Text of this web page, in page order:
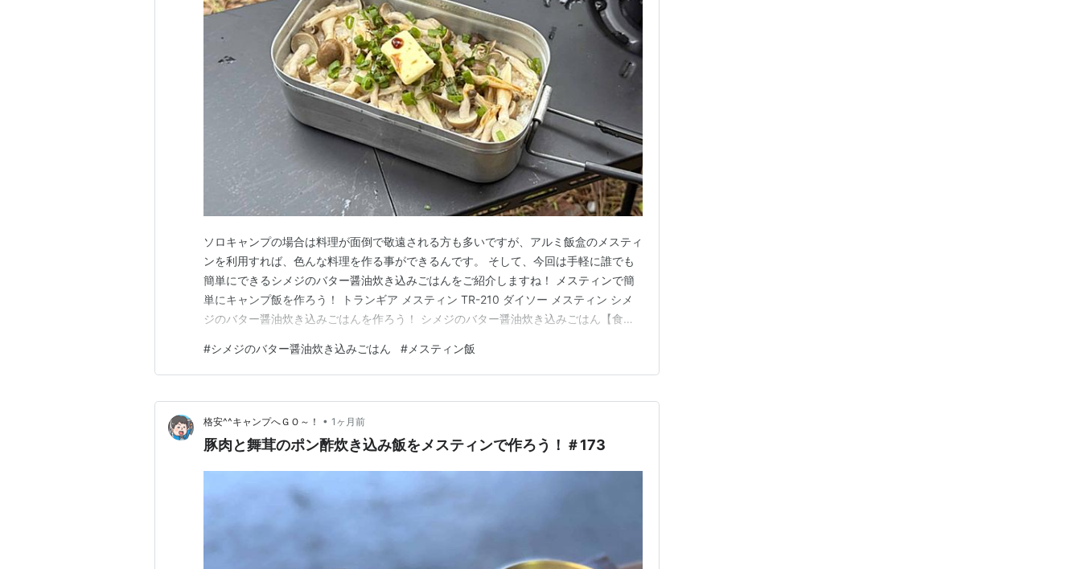
ソロキャンプの場合は料理が面倒で敬遠される方も多いですが、アルミ飯盒のメスティ
ンを利用すれば、色んな料理を作る事ができるんです。 そして、今回は手軽に誰でも
簡単にできるシメジのバター醤油炊き込みごはんをご紹介しますね！ メスティンで簡
単にキャンプ飯を作ろう！ トランギア メスティン TR-210 ダイソー メスティン シメ
ジのバター醤油炊き込みごはんを作ろう！ シメジのバター醤油炊き込みごはん【食
よう！ 具材を加えよう！ メスティンを炊き上げよう！ メスティンを蒸らそう！ シメ
ジのバター醤油炊き込みごはんの完成！…
#シメジのバター醤油炊き込みごはん # メスティン飯
格安^^キャンプへＧＯ～！ • 1ヶ月前
豚肉と舞茸のポン酢炊き込み飯をメスティンで作ろう！＃173